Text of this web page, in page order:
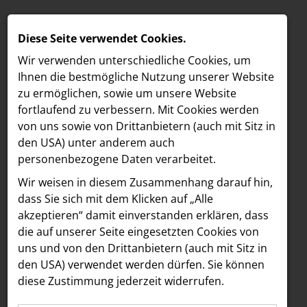
MELDUNGEN
LOEBELL NORDBERG
INNER
aehre
Astoria Artshow
B/S/H Hausgeräte
Meldungen / Vöslauer
MELDUNGSÜBERSICHT VÖSLAUER
Alle 2025 2024
NEU 04.08.2026 Vöslauer
Vöslauer 1,5-Liter-prickelnd ist
Diese Seite verwendet Cookies.
Wir verwenden unterschiedliche Cookies, um
Ihnen die best­mögliche Nutzung unserer Website
zu ermöglichen, sowie um unsere Website
fortlaufend zu verbessern. Mit Cookies werden
von uns sowie von Drittanbietern (auch mit Sitz in
den USA) unter anderem auch
personenbezogene Daten verarbeitet.
Wir weisen in diesem Zusammenhang darauf hin,
dass Sie sich mit dem Klicken auf „Alle
akzeptieren“ damit ein­ver­standen erklären, dass
die auf unserer Seite eingesetzten Cookies von
uns und von den Drittanbietern (auch mit Sitz in
den USA) verwendet werden dürfen. Sie können
diese Zustimmung jederzeit widerrufen.